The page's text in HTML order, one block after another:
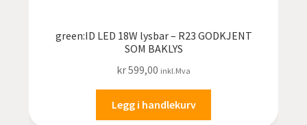
green:ID LED 18W lysbar – R23 GODKJENT
SOM BAKLYS
kr599,00 inkl.Mva
Legg i handlekurv